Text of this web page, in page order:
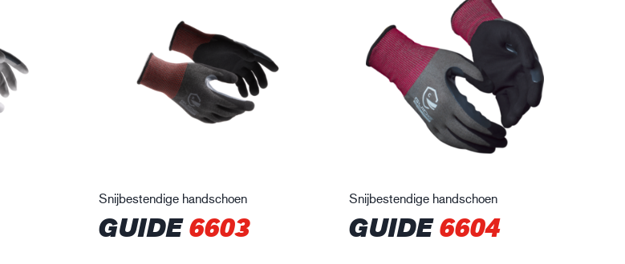
Snijbestendige handschoen
GUIDE6603
Snijbestendige handschoen
GUIDE6604